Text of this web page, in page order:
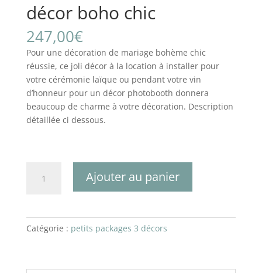
décor boho chic
247,00€
Pour une décoration de mariage bohème chic
réussie, ce joli décor à la location à installer pour
votre cérémonie laïque ou pendant votre vin
d’honneur pour un décor photobooth donnera
beaucoup de charme à votre décoration. Description
détaillée ci dessous.
Ajouter au panier
Catégorie : petits packages 3 décors